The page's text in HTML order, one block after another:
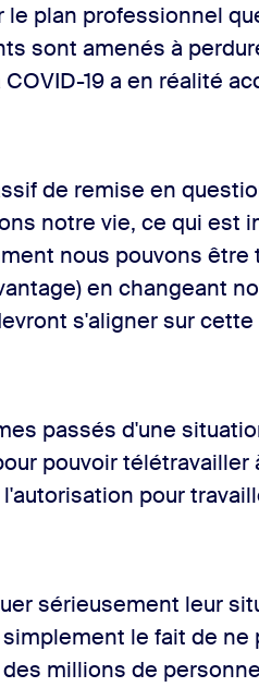
plan professionnel
sont amenés à
19 a en réalité
de remise en
notre vie, ce qui est
nous pouvons être
en changeant
s'aligner sur
passés d'une
pouvoir télétravailler
pour
sérieusement leur
le fait de ne
millions de